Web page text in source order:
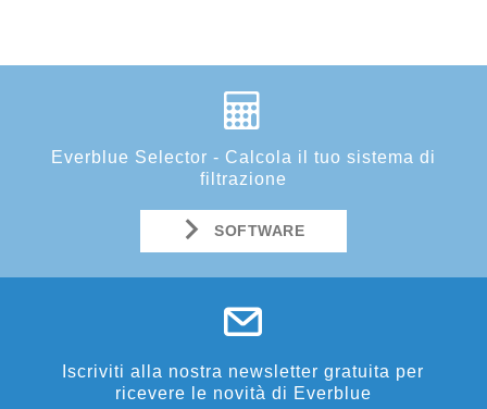
Everblue Selector - Calcola il tuo sistema di
filtrazione
SOFTWARE
Iscriviti alla nostra newsletter gratuita per
ricevere le novità di Everblue